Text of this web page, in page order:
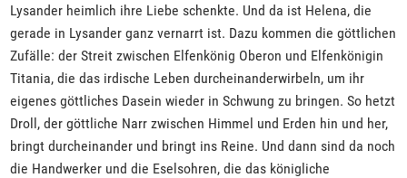
Lysander heimlich ihre Liebe schenkte. Und da ist Helena, die
gerade in Lysander ganz vernarrt ist. Dazu kommen die göttlichen
Zufälle: der Streit zwischen Elfenkönig Oberon und Elfenkönigin
Titania, die das irdische Leben durcheinanderwirbeln, um ihr
eigenes göttliches Dasein wieder in Schwung zu bringen. So hetzt
Droll, der göttliche Narr zwischen Himmel und Erden hin und her,
bringt durcheinander und bringt ins Reine. Und dann sind da noch
die Handwerker und die Eselsohren, die das königliche